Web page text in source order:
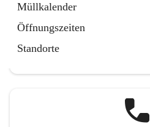
Müllkalender
Öffnungszeiten
Standorte